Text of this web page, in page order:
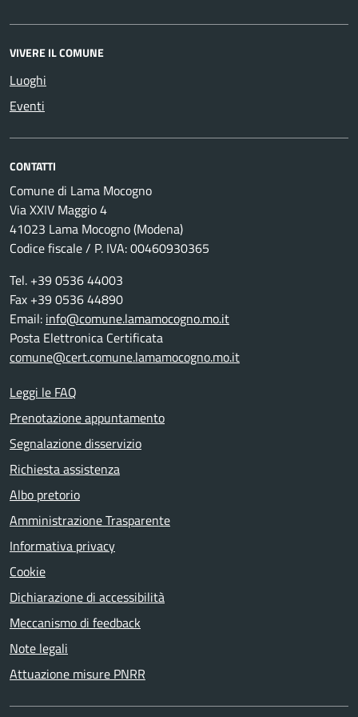
VIVERE IL COMUNE
Luoghi
Eventi
CONTATTI
Comune di Lama Mocogno
Via XXIV Maggio 4
41023 Lama Mocogno (Modena)
Codice fiscale / P. IVA: 00460930365
Tel. +39 0536 44003
Fax +39 0536 44890
Email: info@comune.lamamocogno.mo.it
Posta Elettronica Certificata
comune@cert.comune.lamamocogno.mo.it
Leggi le FAQ
Prenotazione appuntamento
Segnalazione disservizio
Richiesta assistenza
Albo pretorio
Amministrazione Trasparente
Informativa privacy
Cookie
Dichiarazione di accessibilità
Meccanismo di feedback
Note legali
Attuazione misure PNRR